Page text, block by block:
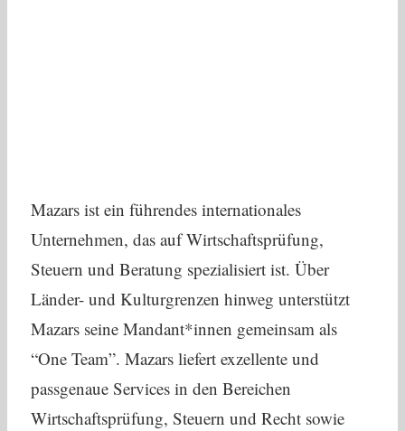
Mazars ist ein führendes internationales
Unternehmen, das auf Wirtschaftsprüfung,
Steuern und Beratung spezialisiert ist. Über
Länder- und Kulturgrenzen hinweg unterstützt
Mazars seine Mandant*innen gemeinsam als
“One Team”. Mazars liefert exzellente und
passgenaue Services in den Bereichen
Wirtschaftsprüfung, Steuern und Recht sowie